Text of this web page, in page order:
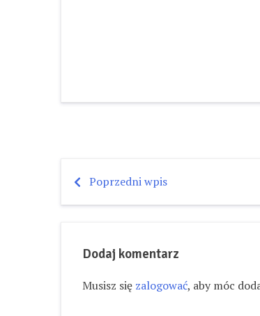
Nawigacja
Poprzedni wpis
Dodaj komentarz
Musisz się zalogować, aby móc